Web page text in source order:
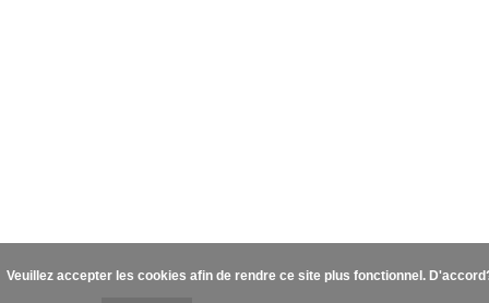
Veuillez accepter les cookies afin de rendre ce site plus fonctionnel.